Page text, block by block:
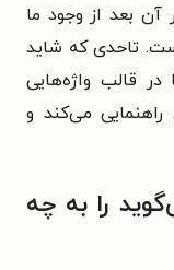
آن بعد از وجود ما
تاحدی که شاید
قالب واژه‌هایی
می‌کند و
را به چه